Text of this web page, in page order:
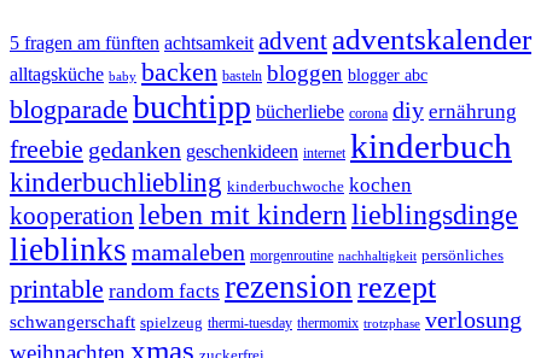
5 fragen am fünften achtsamkeit advent adventskalender
alltagsküche baby backen basteln bloggen blogger abc
blogparade buchtipp bücherliebe corona diy ernährung
freebie gedanken geschenkideen internet kinderbuch
kinderbuchliebling kinderbuchwoche kochen
kooperation leben mit kindernlieblingsdinge
lieblinks mamaleben morgenroutine nachhaltigkeit persönliches
printable random facts rezensionrezept
schwangerschaft spielzeug thermi-tuesday thermomix trotzphase verlosung
xmas